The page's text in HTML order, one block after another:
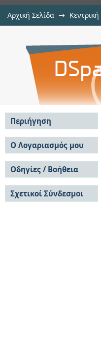
Αρχική Σελίδα →
Ονομαστικό
Περιήγηση
Σε όλο το DSpace
Κοινότητες & Συλλογές
Ανά Ημερομηνία
Έκδοσης
Συγγραφείς
Τίτλοι
Θέματα
Ο Λογαριασμός μου
Σύνδεση
Εγγραφή
Οδηγίες / Βοήθεια
Οδηγίες Υποβολής
Οδηγίες Χρήσης ΙΑ
Συχνές Ερωτήσεις
Σχετικοί Σύνδεσμοι